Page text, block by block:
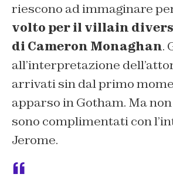
riescono ad immaginare
volto per il villain
di Cameron Monaghan.
all’interpretazione
arrivati sin dal primo
apparso in Gotham. Ma
sono complimentati con
Jerome.